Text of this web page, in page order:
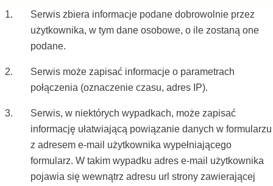
Serwis zbiera informacje podane dobrowolnie przez
użytkownika, w tym dane osobowe, o ile zostaną one
podane.
Serwis może zapisać informacje o parametrach
połączenia (oznaczenie czasu, adres IP).
Serwis, w niektórych wypadkach, może zapisać
informację ułatwiającą powiązanie danych w formularzu
z adresem e-mail użytkownika wypełniającego
formularz. W takim wypadku adres e-mail użytkownika
pojawia się wewnątrz adresu url strony zawierającej